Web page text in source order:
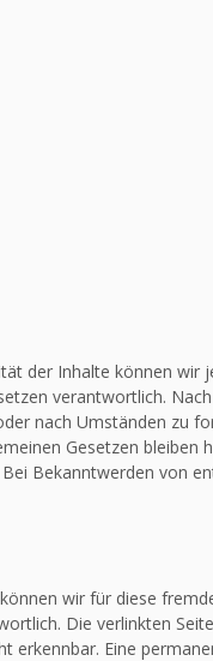
der Inhalte können wir
verantwortlich.
nach Umständen zu
Gesetzen bleiben
Bekanntwerden von
wir für diese
Die verlinkten
erkennbar. Eine